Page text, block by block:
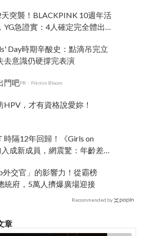
突襲！BLACKPINK 10週年活
YG急證實：4人確定完全體出
Day時期辛酸史：點滴吊完立
去意識仍硬撐完表演
門吧PR・Pikmin Bloom
，才有資格說愛妳！
時隔12年回歸！《Girls on
成新成員，網震驚：年齡差太
外交官」的影響力！從霸榜
統府，5萬人擠爆廣場迎接
Recommended by
章